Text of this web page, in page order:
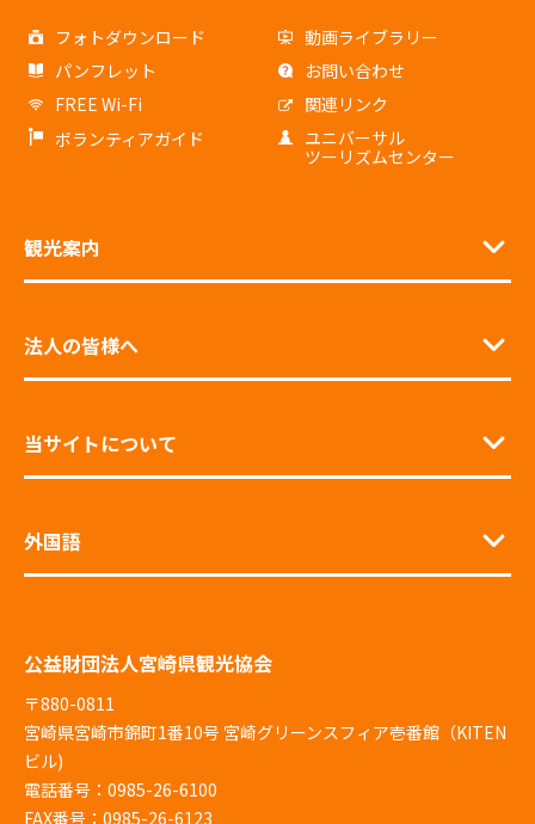
フォトダウンロード
動画ライブラリー
パンフレット
お問い合わせ
FREE Wi-Fi
関連リンク
ボランティアガイド
ユニバーサル
ツーリズムセンター
観光案内
法人の皆様へ
当サイトについて
外国語
公益財団法人宮崎県観光協会
〒880-0811
宮崎県宮崎市錦町1番10号 宮崎グリーンスフィア壱番館（KITEN
ビル)
電話番号：0985-26-6100
FAX番号：0985-26-6123